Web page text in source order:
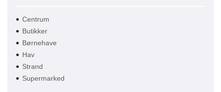
Centrum
Butikker
Børnehave
Hav
Strand
Supermarked